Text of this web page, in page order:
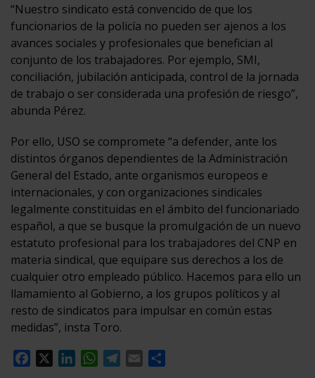
“Nuestro sindicato está convencido de que los
funcionarios de la policía no pueden ser ajenos a los
avances sociales y profesionales que benefician al
conjunto de los trabajadores. Por ejemplo, SMI,
conciliación, jubilación anticipada, control de la jornada
de trabajo o ser considerada una profesión de riesgo”,
abunda Pérez.
Por ello, USO se compromete “a defender, ante los
distintos órganos dependientes de la Administración
General del Estado, ante organismos europeos e
internacionales, y con organizaciones sindicales
legalmente constituidas en el ámbito del funcionariado
español, a que se busque la promulgación de un nuevo
estatuto profesional para los trabajadores del CNP en
materia sindical, que equipare sus derechos a los de
cualquier otro empleado público. Hacemos para ello un
llamamiento al Gobierno, a los grupos políticos y al
resto de sindicatos para impulsar en común estas
medidas”, insta Toro.
Facebook
LinkedInWhatsApp
Telegram
Email